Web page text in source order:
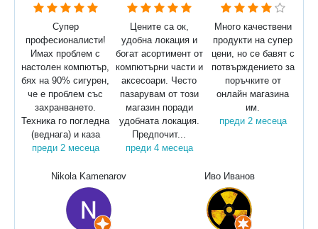
Супер
професионалисти!
Имах проблем с
настолен компютър,
бях на 90% сигурен,
че е проблем със
захранването.
Техника го погледна
(веднага) и каза
преди 2 месеца
Цените са ок,
удобна локация и
богат асортимент от
компютърни части и
аксесоари. Често
пазарувам от този
магазин поради
удобната локация.
Предпочит...
преди 4 месеца
Много качествени
продукти на супер
цени, но се бавят с
потвърждението за
поръчките от
онлайн магазина
им.
преди 2 месеца
Nikola Kamenarov Иво Иванов